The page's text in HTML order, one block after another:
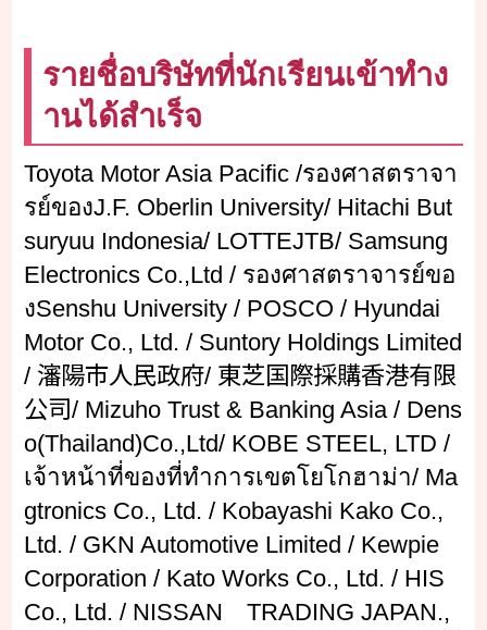
รายชื่อบริษัทที่นักเรียนเข้าทำง
านได้สำเร็จ
Toyota Motor Asia Pacific /รองศาสตราจา
รย์ของJ.F. Oberlin University/ Hitachi But
suryuu Indonesia/ LOTTEJTB/ Samsung
Electronics Co.,Ltd / รองศาสตราจารย์ขอ
งSenshu University / POSCO / Hyundai
Motor Co., Ltd. / Suntory Holdings Limited
/ 瀋陽市人民政府/ 東芝国際採購香港有限
公司/ Mizuho Trust & Banking Asia / Dens
o(Thailand)Co.,Ltd/ KOBE STEEL, LTD /
เจ้าหน้าที่ของที่ทำการเขตโยโกฮาม่า/ Ma
gtronics Co., Ltd. / Kobayashi Kako Co.,
Ltd. / GKN Automotive Limited / Kewpie
Corporation / Kato Works Co., Ltd. / HIS
Co., Ltd. / NISSAN TRADING JAPAN.,